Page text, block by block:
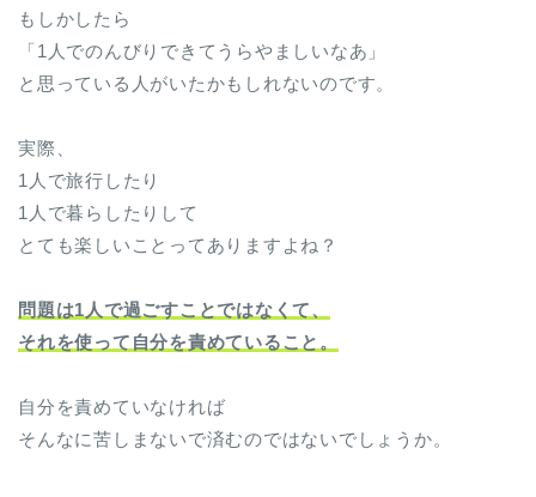
もしかしたら
「1人でのんびりできてうらやましいなあ」
と思っている人がいたかもしれないのです。
実際、
1人で旅行したり
1人で暮らしたりして
とても楽しいことってありますよね？
問題は1人で過ごすことではなくて、
それを使って自分を責めていること。
自分を責めていなければ
そんなに苦しまないで済むのではないでしょうか。